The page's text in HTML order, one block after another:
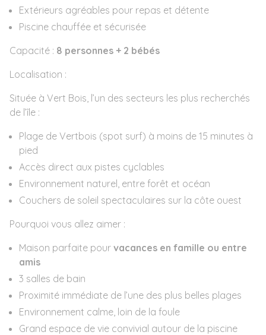
Extérieurs agréables pour repas et détente
Piscine chauffée et sécurisée
Capacité : 8 personnes + 2 bébés
Localisation :
Située à Vert Bois, l’un des secteurs les plus recherchés
de l’île :
Plage de Vertbois (spot surf) à moins de 15 minutes à
pied
Accès direct aux pistes cyclables
Environnement naturel, entre forêt et océan
Couchers de soleil spectaculaires sur la côte ouest
Pourquoi vous allez aimer :
Maison parfaite pour vacances en famille ou entre
amis
3 salles de bain
Proximité immédiate de l’une des plus belles plages
Environnement calme, loin de la foule
Grand espace de vie convivial autour de la piscine